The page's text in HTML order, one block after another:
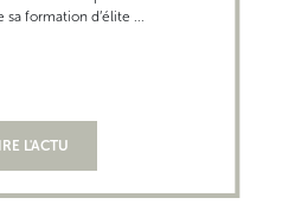
sa formation d’élite ...
L'ACTU